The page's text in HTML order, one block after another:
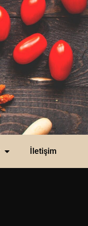
İletişim